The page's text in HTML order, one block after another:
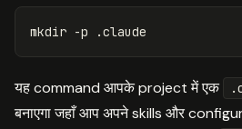
mkdir -p
यह command आपके project में एक
बनाएगा जहाँ आप अपने skills और